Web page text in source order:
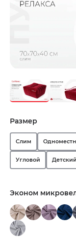
Размер
Слим
Угловой Детский
Эконом